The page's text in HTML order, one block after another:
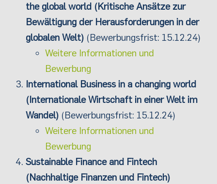
the global world (Kritische Ansätze zur
Bewältigung der Herausforderungen in der
globalen Welt) (Bewerbungsfrist: 15.12.24)
Weitere Informationen und
Bewerbung
International Business in a changing world
(Internationale Wirtschaft in einer Welt im
Wandel) (Bewerbungsfrist: 15.12.24)
Weitere Informationen und
Bewerbung
Sustainable Finance and Fintech
(Nachhaltige Finanzen und Fintech)